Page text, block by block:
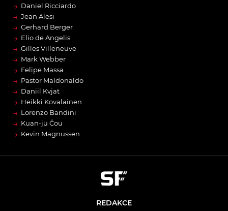
→ Daniel Ricciardo
→ Jean Alesi
→ Gerhard Berger
→ Elio de Angelis
→ Gilles Villeneuve
→ Mark Webber
→ Felipe Massa
→ Pastor Maldonaldo
→ Daniil Kvjat
→ Heikki Kovalainen
→ Lorenzo Bandini
→ Kuan-jü Čou
→ Kevin Magnussen
REDAKCE